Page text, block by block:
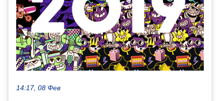
14:17, 08 Фев